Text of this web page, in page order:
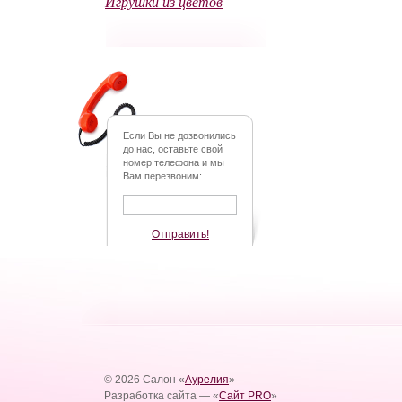
Если Вы не дозвонились
до нас, оставьте свой
номер телефона и мы
Вам перезвоним:
Отправить!
© 2026 Салон «Аурелия»
Разработка сайта — «Сайт PRO»